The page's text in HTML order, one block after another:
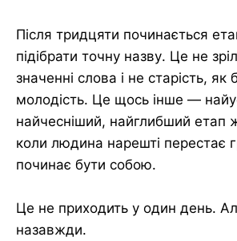
Після тридцяти починається
підібрати точну назву. Це не
значенні слова і не старість, як
молодість. Це щось інше —
найчесніший, найглибший етап
коли людина нарешті перестає
починає бути собою.
Це не приходить у один день.
назавжди.